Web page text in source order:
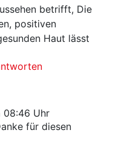
betrifft, Die
positiven
Haut lässt
08:46 Uhr
für diesen